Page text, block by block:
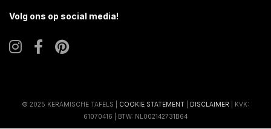
Volg ons op social media!
© 2025 KERAMISCHE TAFELS | COOKIE STATEMENT DISCLAIMER | KVK:
61070416 | BTW: NL002142731B64